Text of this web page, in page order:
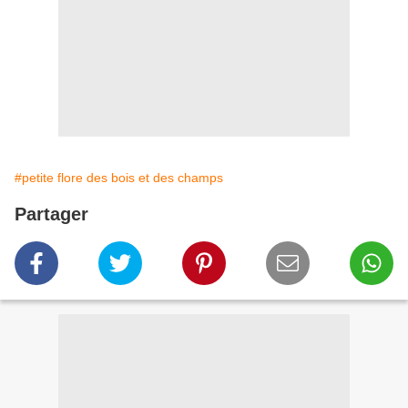
#petite flore des bois et des champs
Partager